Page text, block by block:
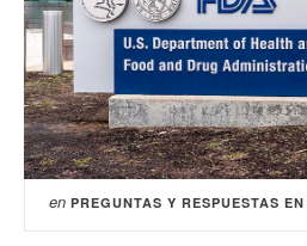
en PREGUNTAS Y RESPUESTAS